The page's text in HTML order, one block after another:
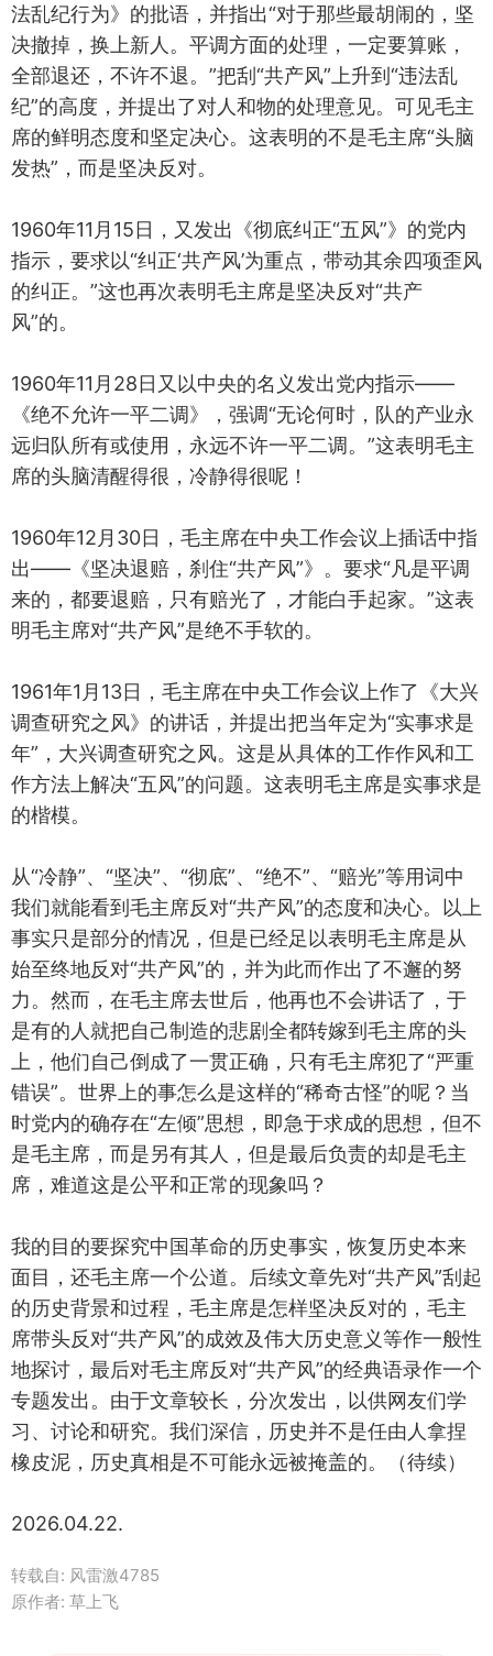
法乱纪行为》的批语，并指出“对于那些最胡闹的，坚
决撤掉，换上新人。平调方面的处理，一定要算账，
全部退还，不许不退。”把刮“共产风”上升到“违法乱
纪”的高度，并提出了对人和物的处理意见。可见毛主
席的鲜明态度和坚定决心。这表明的不是毛主席“头脑
发热”，而是坚决反对。
1960年11月15日，又发出《彻底纠正“五风”》的党内
指示，要求以“纠正‘共产风’为重点，带动其余四项歪风
的纠正。”这也再次表明毛主席是坚决反对“共产
风”的。
1960年11月28日又以中央的名义发出党内指示——
《绝不允许一平二调》，强调“无论何时，队的产业永
远归队所有或使用，永远不许一平二调。”这表明毛主
席的头脑清醒得很，冷静得很呢！
1960年12月30日，毛主席在中央工作会议上插话中指
出——《坚决退赔，刹住“共产风”》。要求“凡是平调
来的，都要退赔，只有赔光了，才能白手起家。”这表
明毛主席对“共产风”是绝不手软的。
1961年1月13日，毛主席在中央工作会议上作了《大兴
调查研究之风》的讲话，并提出把当年定为“实事求是
年”，大兴调查研究之风。这是从具体的工作作风和工
作方法上解决“五风”的问题。这表明毛主席是实事求是
的楷模。
从“冷静”、“坚决”、“彻底”、“绝不”、“赔光”等用词中
我们就能看到毛主席反对“共产风”的态度和决心。以上
事实只是部分的情况，但是已经足以表明毛主席是从
始至终地反对“共产风”的，并为此而作出了不邂的努
力。然而，在毛主席去世后，他再也不会讲话了，于
是有的人就把自己制造的悲剧全都转嫁到毛主席的头
上，他们自己倒成了一贯正确，只有毛主席犯了“严重
错误”。世界上的事怎么是这样的“稀奇古怪”的呢？当
时党内的确存在“左倾”思想，即急于求成的思想，但不
是毛主席，而是另有其人，但是最后负责的却是毛主
席，难道这是公平和正常的现象吗？
我的目的要探究中国革命的历史事实，恢复历史本来
面目，还毛主席一个公道。后续文章先对“共产风”刮起
的历史背景和过程，毛主席是怎样坚决反对的，毛主
席带头反对“共产风”的成效及伟大历史意义等作一般性
地探讨，最后对毛主席反对“共产风”的经典语录作一个
专题发出。由于文章较长，分次发出，以供网友们学
习、讨论和研究。我们深信，历史并不是任由人拿捏
橡皮泥，历史真相是不可能永远被掩盖的。（待续）
2026.04.22.
转载自: 风雷激4785
原作者: 草上飞